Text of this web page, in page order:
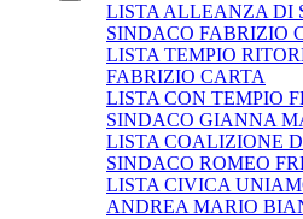
LISTA ALLEANZA DI
SINDACO FABRIZIO
LISTA TEMPIO
FABRIZIO CARTA
LISTA CON TEMPIO
SINDACO GIANNA
LISTA COALIZIONE
SINDACO ROMEO
LISTA CIVICA
ANDREA MARIO